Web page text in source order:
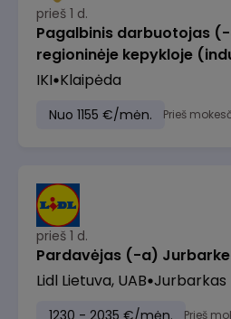
prieš 1 d.
Pagalbinis darbuotojas
regioninėje kepykloje
IKI Klaipėda
Nuo 1155 €/mėn. Prieš
prieš 1 d.
Pardavėjas (-a) Jurbarke
Lidl Lietuva, UAB Jurbarkas
1230 - 2035 €/mėn. Prieš